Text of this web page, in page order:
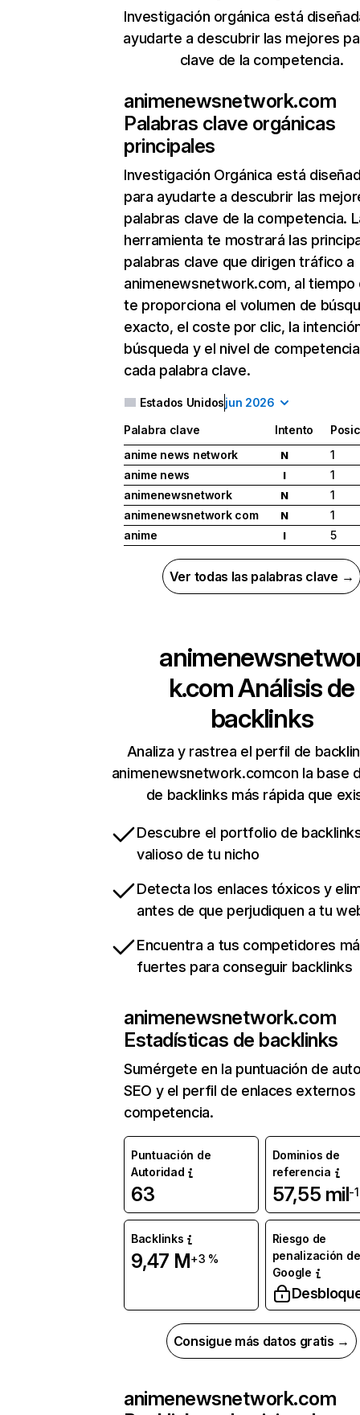
Investigación orgánica está
ayudarte a descubrir las mejores
clave de la competencia.
animenewsnetwork.com
Palabras clave orgánicas
principales
Investigación Orgánica está
para ayudarte a descubrir las
palabras clave de la competencia.
herramienta te mostrará las
palabras clave que dirigen tráfico a
animenewsnetwork.com, al tiempo
te proporciona el volumen de
exacto, el coste por clic, la
búsqueda y el nivel de
cada palabra clave.
Estados Unidosjun 2026
Palabra clave Intento
anime news network
N
1
anime news
I
1
animenewsnetwork
N
1
animenewsnetwork com
N
1
anime
I 5
Ver todas las palabras clave →
k.comAnálisis de
backlinks
Analiza y rastrea el perfil de
animenewsnetwork.comcon la base
de backlinks más rápida que
Descubre el portfolio de
valioso de tu nicho
Detecta los enlaces tóxicos y
antes de que perjudiquen a tu
Encuentra a tus competidores
fuertes para conseguir backlinks
animenewsnetwork.com
Estadísticas de backlinks
Sumérgete en la puntuación de
SEO y el perfil de enlaces externos
competencia.
Puntuación de
Autoridad
63
Dominios de
referencia
57,55 mil-
Backlinks
9,47 M+3 %
Riesgo de
penalización de
Google
Consigue más datos gratis →
animenewsnetwork.com